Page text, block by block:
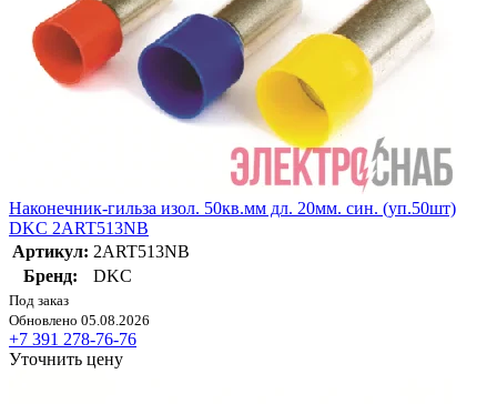
Наконечник-гильза изол. 50кв.мм дл. 20мм. син. (уп.50шт)
DKC 2ART513NB
Артикул: 2ART513NB
Бренд:
DKC
Под заказ
Обновлено 05.08.2026
+7 391 278-76-76
Уточнить цену